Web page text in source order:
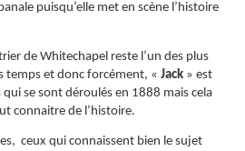
puisqu’elle met en scène l’histoire
de Whitechapel reste l’un des plus
temps et donc forcément, « Jack » est
se sont déroulés en 1888 mais cela
connaitre de l’histoire.
ceux qui connaissent bien le sujet